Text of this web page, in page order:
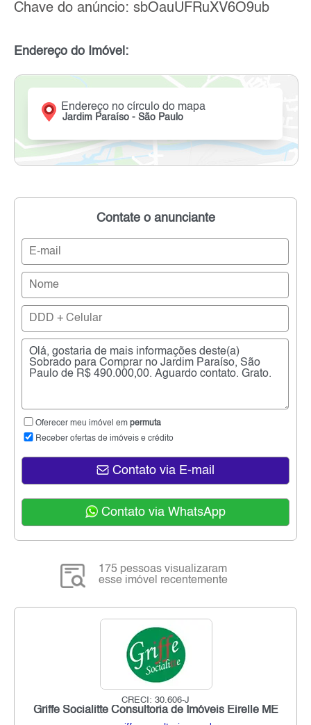
Chave do anúncio: sbOauUFRuXV6O9ub
Endereço do Imóvel:
Endereço no círculo do mapa
Jardim Paraíso - São Paulo
Contate o anunciante
Oferecer meu imóvel em permuta
Receber ofertas de imóveis e crédito
Contato via E-mail
Contato via WhatsApp
175 pessoas visualizaram
esse imóvel recentemente
CRECI: 30.606-J
Griffe Socialitte Consultoria de Imóveis Eirelle ME